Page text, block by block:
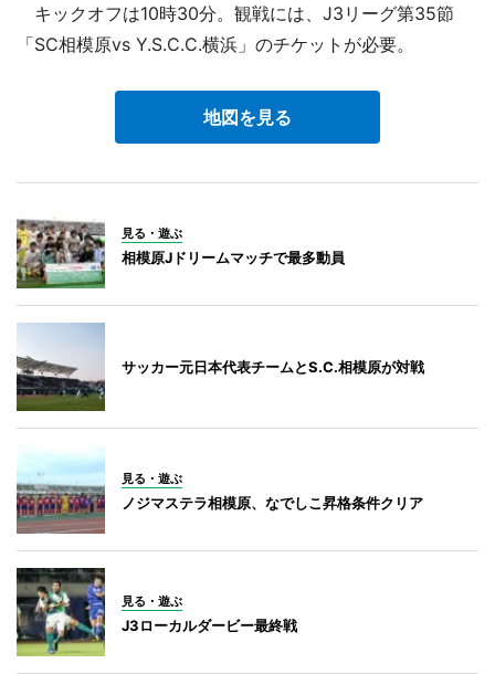
キックオフは10時30分。観戦には、J3リーグ第35節
「SC相模原vs Y.S.C.C.横浜」のチケットが必要。
地図を見る
見る・遊ぶ
相模原Jドリームマッチで最多動員
サッカー元日本代表チームとS.C.相模原が対戦
見る・遊ぶ
ノジマステラ相模原、なでしこ昇格条件クリア
見る・遊ぶ
J3ローカルダービー最終戦